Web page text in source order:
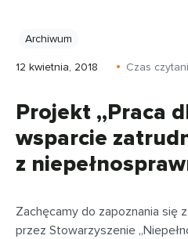
Archiwum
12 kwietnia, 2018 Czas
Projekt „Praca
wsparcie
z
Zachęcamy do zapoznania się
przez Stowarzyszenie